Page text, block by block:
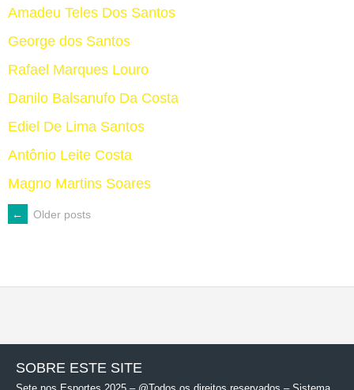
Amadeu Teles Dos Santos
George dos Santos
Rafael Marques Louro
Danilo Balsanufo Da Costa
Ediel De Lima Santos
Antônio Leite Costa
Magno Martins Soares
POSTS
NAVIGATION
← Older posts
SOBRE ESTE SITE